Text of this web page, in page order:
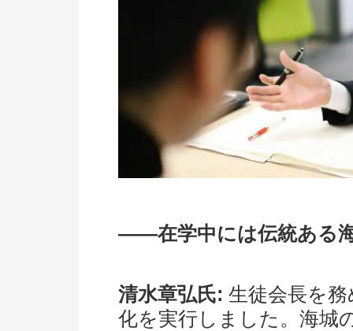
――在学中には伝統ある
清水章弘氏: 生徒会長を
化を実行しました。海城